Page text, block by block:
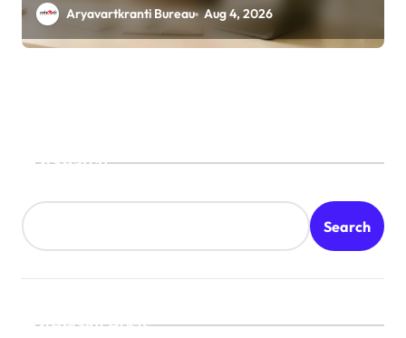
Aryavartkranti Bureau Aug 4, 2026
Search
Search
Recent Posts